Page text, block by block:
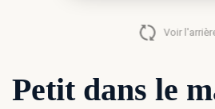
Voir
Petit dans le